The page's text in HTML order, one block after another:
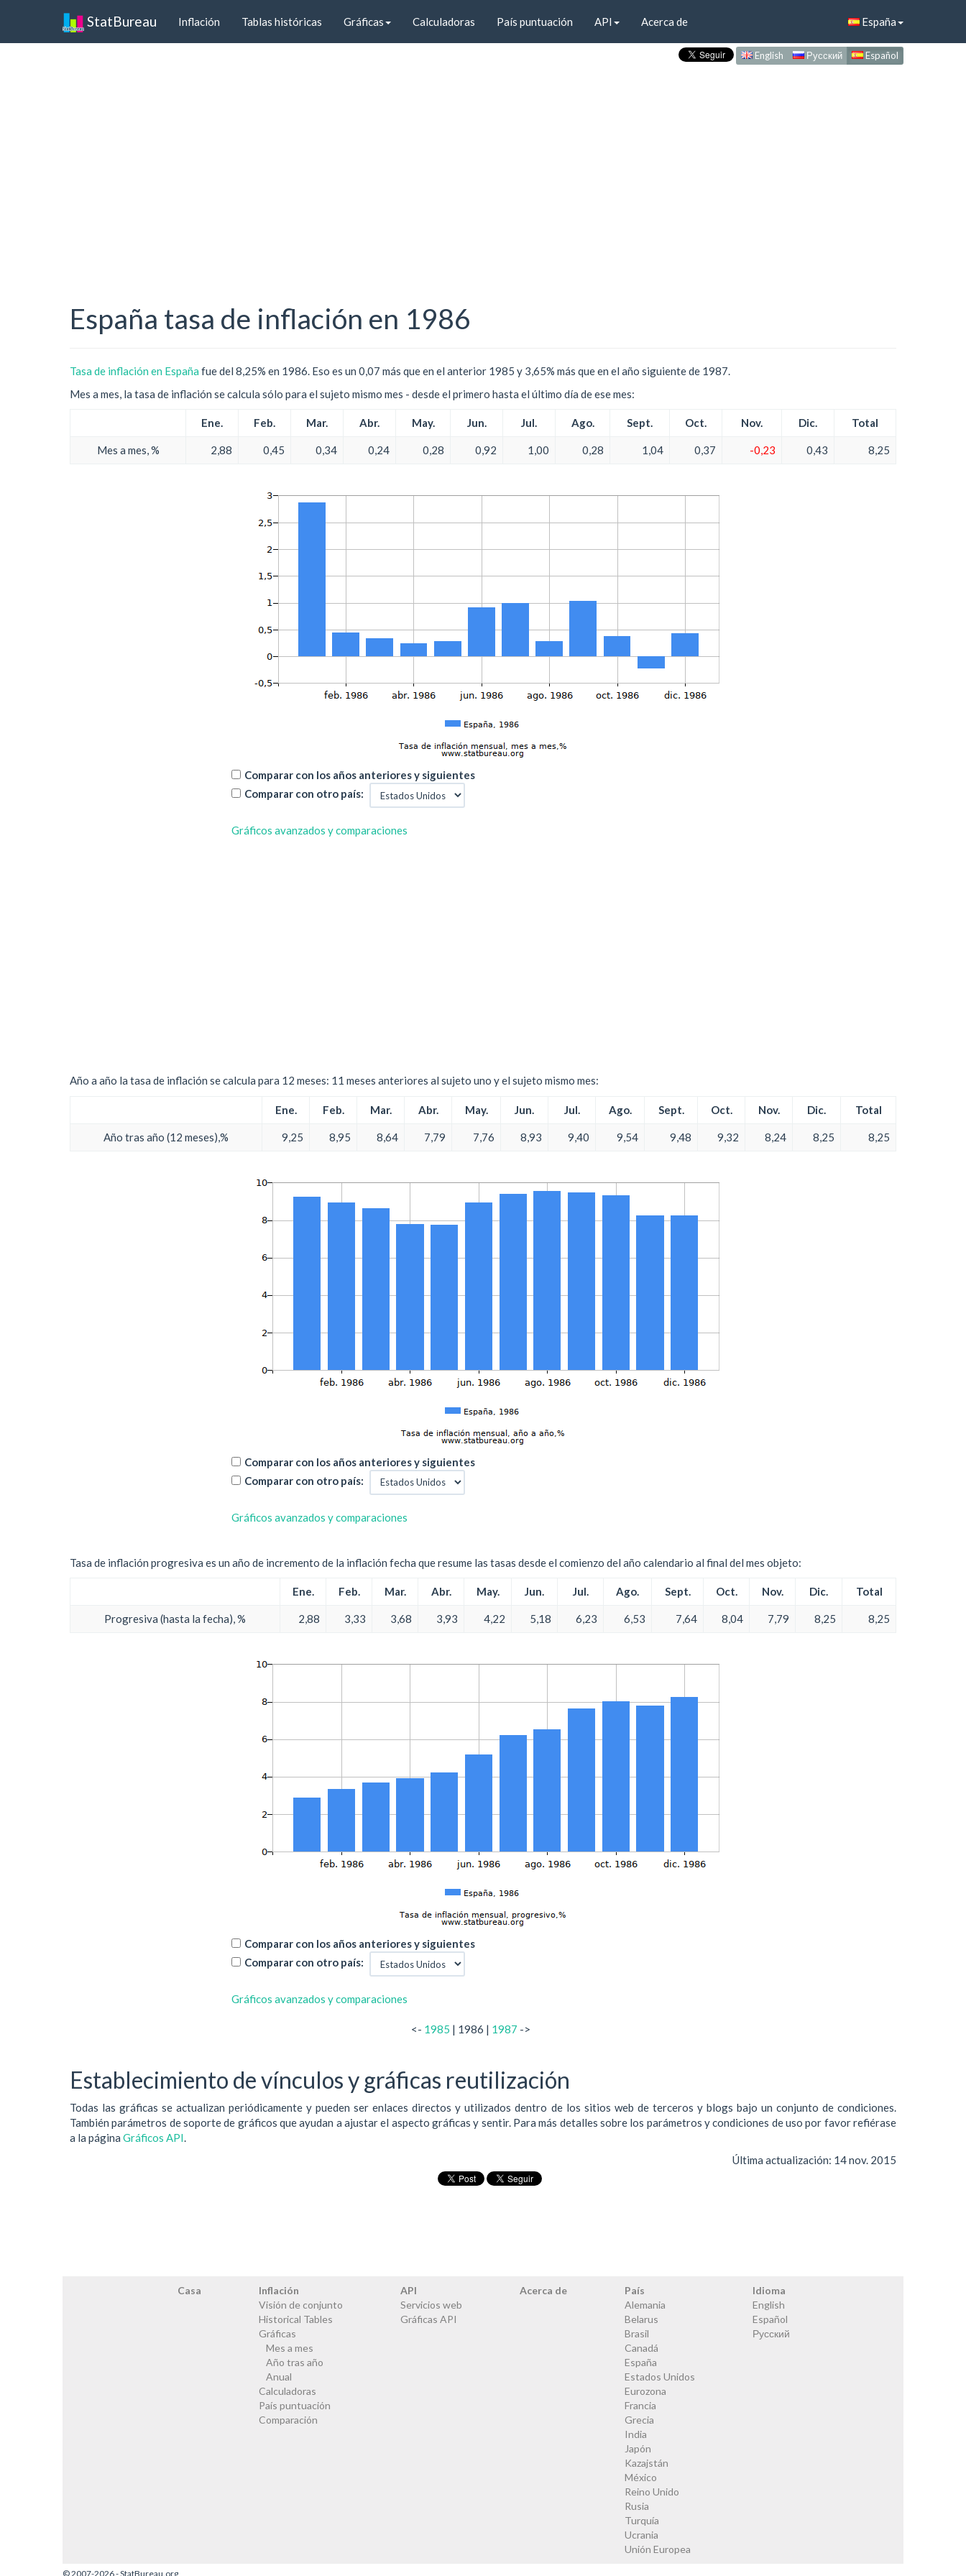
StatBureau Inflación Tablas históricas Gráficas Calculadoras País puntuación API Acerca de España
English Русский Español
España tasa de inflación en 1986
Tasa de inflación en España fue del 8,25% en 1986. Eso es un 0,07 más que en el anterior 1985 y 3,65% más que en el año siguiente de 1987.
Mes a mes, la tasa de inflación se calcula sólo para el sujeto mismo mes - desde el primero hasta el último día de ese mes:
Ene. Feb. Mar. Abr. May. Jun. Jul. Ago. Sept. Oct. Nov. Dic. Total
Mes a mes, % 2,88 0,45 0,34 0,24 0,28 0,92 1,00 0,28 1,04 0,37 -0,23 0,43 8,25
Comparar con los años anteriores y siguientes
Comparar con otro país:
Gráficos avanzados y comparaciones
Año a año la tasa de inflación se calcula para 12 meses: 11 meses anteriores al sujeto uno y el sujeto mismo mes:
Ene. Feb. Mar. Abr. May. Jun. Jul. Ago. Sept. Oct. Nov. Dic. Total
Año tras año (12 meses),% 9,25 8,95 8,64 7,79 7,76 8,93 9,40 9,54 9,48 9,32 8,24 8,25 8,25
Comparar con los años anteriores y siguientes
Comparar con otro país:
Gráficos avanzados y comparaciones
Tasa de inflación progresiva es un año de incremento de la inflación fecha que resume las tasas desde el comienzo del año calendario al final del mes objeto:
Ene. Feb. Mar. Abr. May. Jun. Jul. Ago. Sept. Oct. Nov. Dic. Total
Progresiva (hasta la fecha), % 2,88 3,33 3,68 3,93 4,22 5,18 6,23 6,53 7,64 8,04 7,79 8,25 8,25
Comparar con los años anteriores y siguientes
Comparar con otro país:
Gráficos avanzados y comparaciones
<- 1985 | 1986 | 1987 ->
Establecimiento de vínculos y gráficas reutilización
Todas las gráficas se actualizan periódicamente y pueden ser enlaces directos y utilizados dentro de los sitios web de terceros y blogs bajo un conjunto de condiciones.
También parámetros de soporte de gráficos que ayudan a ajustar el aspecto gráficas y sentir. Para más detalles sobre los parámetros y condiciones de uso por favor refiérase
a la página Gráficos API
Última actualización: 14 nov. 2015
Casa
Inflación
Visión de conjunto
Historical Tables
Gráficas
Mes a mes
Año tras año
Anual
Calculadoras
País puntuación
Comparación
API
Servicios web
Gráficas API
Acerca de
País
Alemania
Belarus
Brasil
Canadá
España
Estados Unidos
Eurozona
Francia
Grecia
India
Japón
Kazajstán
México
Reino Unido
Rusia
Turquía
Ucrania
Unión Europea
Idioma
English
Español
Русский
© 2007-2026 - StatBureau.org